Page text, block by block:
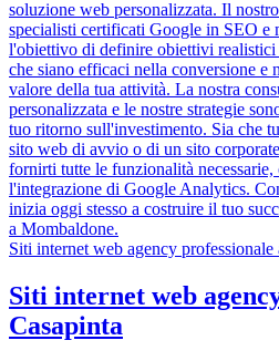
soluzione web personalizzata. Il
specialisti certificati Google in SEO e
l'obiettivo di definire obiettivi realistici
che siano efficaci nella conversione e
valore della tua attività. La nostra
personalizzata e le nostre strategie
tuo ritorno sull'investimento. Sia che
sito web di avvio o di un sito
fornirti tutte le funzionalità
l'integrazione di Google Analytics.
inizia oggi stesso a costruire il tuo
a Mombaldone.
Siti internet web agency
Siti internet web
Casapinta